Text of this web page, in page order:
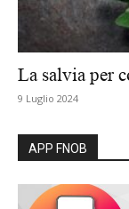
La salvia per
9 Luglio 2024
APP FNOB